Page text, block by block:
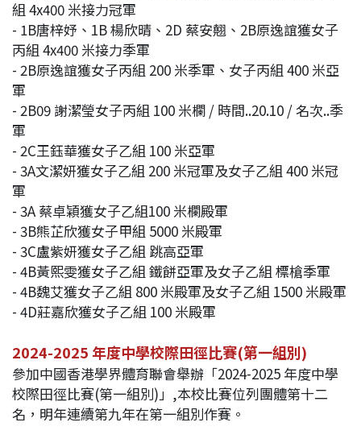
組 4x400 米接力冠軍
- 1B唐梓妤、1B 楊欣晴、2D 蔡安翹、2B原逸誼獲女子
丙組 4x400 米接力季軍
- 2B原逸誼獲女子丙組 200 米季軍、女子丙組 400 米亞
軍
- 2B09 謝潔瑩女子丙組 100 米欄 / 時間..20.10 / 名次..季
軍
- 2C王鈺華獲女子乙組 100 米亞軍
- 3A文潔妍獲女子乙組 200 米冠軍及女子乙組 400 米冠
軍
- 3A 蔡卓穎獲女子乙組100 米欄殿軍
- 3B熊芷欣獲女子甲組 5000 米殿軍
- 3C盧紫妍獲女子乙組 跳高亞軍
- 4B黃熙雯獲女子乙組 鐵餅亞軍及女子乙組 標槍季軍
- 4B魏艾獲女子乙組 800 米殿軍及女子乙組 1500 米殿軍
- 4D莊嘉欣獲女子乙組 100 米殿軍
2024-2025 年度中學校際田徑比賽(第一組別)
參加中國香港學界體育聯會舉辦「2024-2025 年度中學
校際田徑比賽(第一組別)」,本校比賽位列團體第十二
名，明年連續第九年在第一組別作賽。